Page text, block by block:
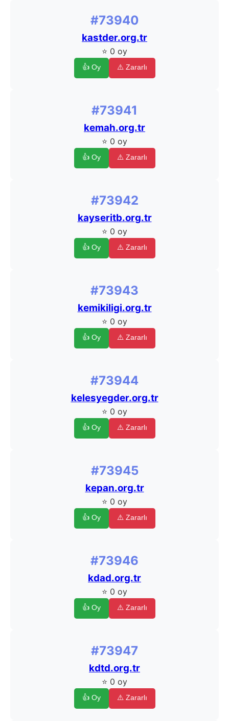
#73940
kastder.org.tr
⭐ 0 oy
👍 Oy ⚠️ Zararlı
#73941
kemah.org.tr
⭐ 0 oy
👍 Oy ⚠️ Zararlı
#73942
kayseritb.org.tr
⭐ 0 oy
👍 Oy ⚠️ Zararlı
#73943
kemikiligi.org.tr
⭐ 0 oy
👍 Oy ⚠️ Zararlı
#73944
kelesyegder.org.tr
⭐ 0 oy
👍 Oy ⚠️ Zararlı
#73945
kepan.org.tr
⭐ 0 oy
👍 Oy ⚠️ Zararlı
#73946
kdad.org.tr
⭐ 0 oy
👍 Oy ⚠️ Zararlı
#73947
kdtd.org.tr
⭐ 0 oy
👍 Oy ⚠️ Zararlı